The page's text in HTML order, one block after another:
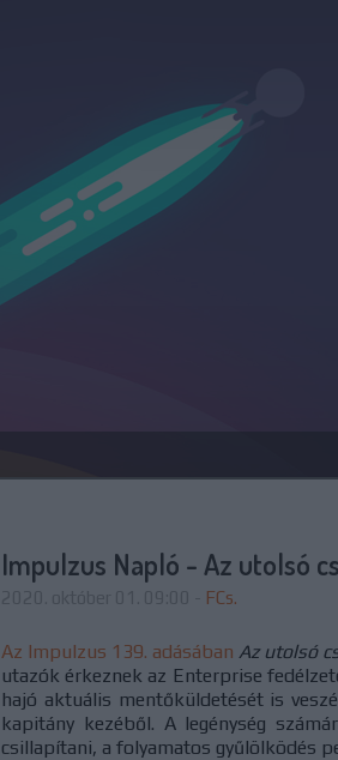
Impulzus Napló - Az utolsó
FCs.
Az Impulzus 139. adásában Az utolsó
utazók érkeznek az Enterprise
hajó aktuális mentőküldetését is
kapitány kezéből. A legénység
csillapítani, a folyamatos gyűlölködés